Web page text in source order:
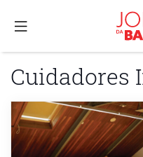
Cuidadores